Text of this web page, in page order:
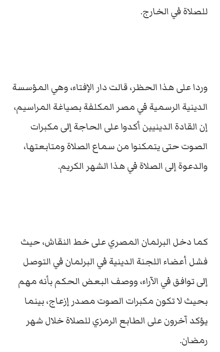
للصلاة في الخارج.
وردا على هذا الحظر، قالت دار الإفتاء، وهي المؤسسة
الدينية الرسمية في مصر المكلفة بصياغة المراسيم،
إن القادة الدينيين أكدوا على الحاجة إلى مكبرات
الصوت حتى يتمكنوا من سماع الصلاة ومتابعتها،
والدعوة إلى الصلاة في هذا الشهر الكريم.
كما دخل البرلمان المصري على خط النقاش، حيث
فشل أعضاء اللجنة الدينية في البرلمان في التوصل
إلى توافق في الآراء، ووصف البعض الحكم بأنه مهم
بحيث لا تكون مكبرات الصوت مصدر إزعاج، بينما
يؤكد آخرون على الطابع الرمزي للصلاة خلال شهر
رمضان.